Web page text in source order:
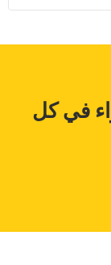
في كل